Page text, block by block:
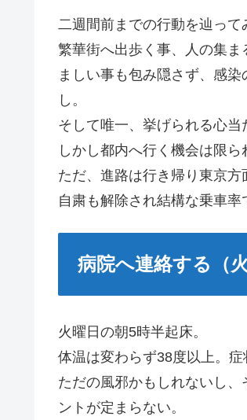
二週間前までの行動を辿って
繁華街へ出歩く事、人の集
ましい事も包み隠さず、感
し。
そして唯一、挙げられる心当
しかし都内へ行く機会は限ら
ただ、進路は行き帰り東京方
自粛も解除され結構な乗車率
病院へ連絡する（火
火曜日の朝5時半起床。
体温は変わらず38度以上。症
ただの風邪かもしれないし
ントが定まらない。